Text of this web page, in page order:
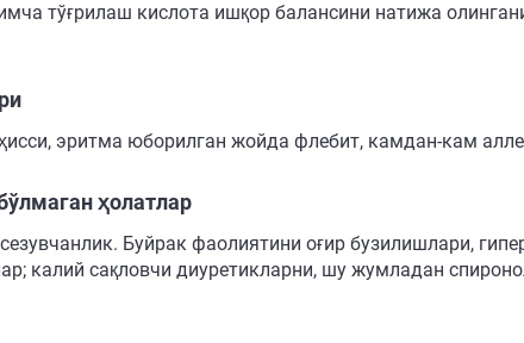
тўғрилаш кислота ишқор балансини натижа
эритма юборилган жойда флебит, камдан-кам
ҳолатлар
Буйрак фаолиятини оғир бузилишлари,
калий сақловчи диуретикларни, шу жумладан